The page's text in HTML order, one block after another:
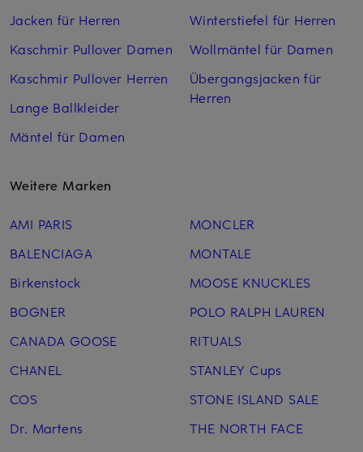
Jacken für Herren
Kaschmir Pullover Damen
Kaschmir Pullover Herren
Lange Ballkleider
Mäntel für Damen
Winterstiefel für Herren
Wollmäntel für Damen
Übergangsjacken für
Herren
Weitere Marken
AMI PARIS
BALENCIAGA
Birkenstock
BOGNER
CANADA GOOSE
CHANEL
COS
Dr. Martens
MONCLER
MONTALE
MOOSE KNUCKLES
POLO RALPH LAUREN
RITUALS
STANLEY Cups
STONE ISLAND SALE
THE NORTH FACE